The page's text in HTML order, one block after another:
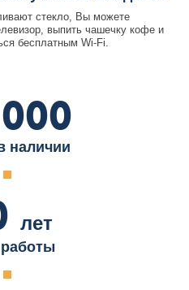
стекло, Вы можете
выпить чашечку кофе и
бесплатным Wi-Fi.
наличии
лет